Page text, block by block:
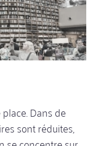
Dans de
sont réduites,